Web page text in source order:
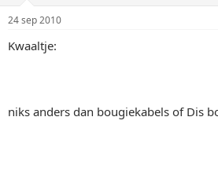
24 sep 2010
Kwaaltje:
niks anders dan bougiekabels of Dis